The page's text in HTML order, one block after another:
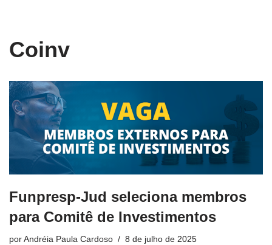
para
Coinv
Funpresp-Jud seleciona membros
para Comitê de Investimentos
por Andréia Paula Cardoso 8 de julho de 2025